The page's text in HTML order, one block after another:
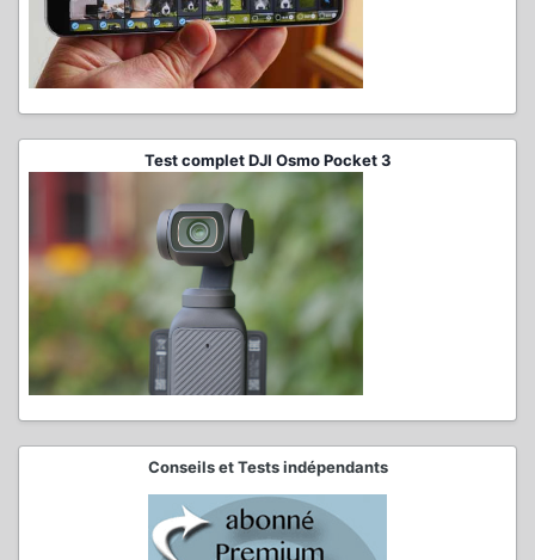
Test complet DJI Osmo Pocket 3
Conseils et Tests indépendants